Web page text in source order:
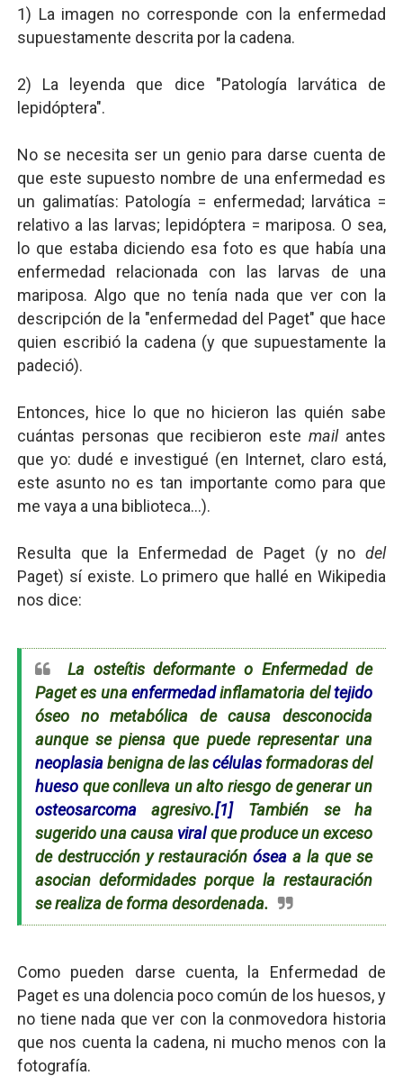
1) La imagen no corresponde con la enfermedad
supuestamente descrita por la cadena.
2) La leyenda que dice "Patología larvática de
lepidóptera".
No se necesita ser un genio para darse cuenta de
que este supuesto nombre de una enfermedad es
un galimatías: Patología = enfermedad; larvática =
relativo a las larvas; lepidóptera = mariposa. O sea,
lo que estaba diciendo esa foto es que había una
enfermedad relacionada con las larvas de una
mariposa. Algo que no tenía nada que ver con la
descripción de la "enfermedad del Paget" que hace
quien escribió la cadena (y que supuestamente la
padeció).
Entonces, hice lo que no hicieron las quién sabe
cuántas personas que recibieron estemailantes
que yo: dudé e investigué (en Internet, claro está,
este asunto no es tan importante como para que
me vaya a una biblioteca...).
Resulta que la Enfermedad de Paget (y nodel
Paget) sí existe. Lo primero que hallé en Wikipedia
nos dice:
La osteítis deformante o Enfermedad de
Paget es unaenfermedadinflamatoria deltejido
óseo no metabólica de causa desconocida
aunque se piensa que puede representar una
neoplasiabenigna de lascélulas formadoras del
huesoque conlleva un alto riesgo de generar un
osteosarcomaagresivo.[1]También se ha
sugerido una causa viralque produce un exceso
de destrucción y restauración ósea a la que se
asocian deformidades porque la restauración
se realiza de forma desordenada.
Como pueden darse cuenta, la Enfermedad de
Paget es una dolencia poco común de los huesos, y
no tiene nada que ver con la conmovedora historia
que nos cuenta la cadena, ni mucho menos con la
fotografía.